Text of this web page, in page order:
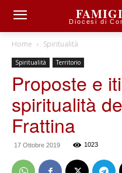
Diocesi di
Home Spiritualità
Spiritualità Territorio
Proposte e
spiritualità
Frattina
17 Ottobre 2019 1023